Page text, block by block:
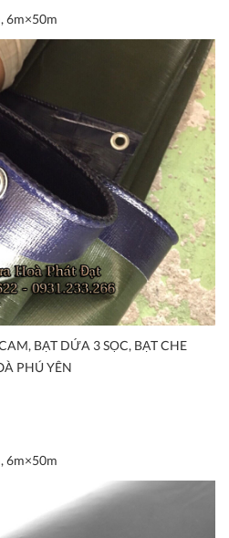
6m×50m
BẠT DỨA 3 SỌC, BẠT CHE
PHÚ YÊN
6m×50m